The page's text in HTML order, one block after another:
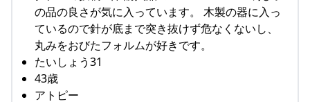
の品の良さが気に入っています。 木製の器に入っ
ているので針が底まで突き抜けず危なくないし、
丸みをおびたフォルムが好きです。
たいしょう31
43歳
アトピー